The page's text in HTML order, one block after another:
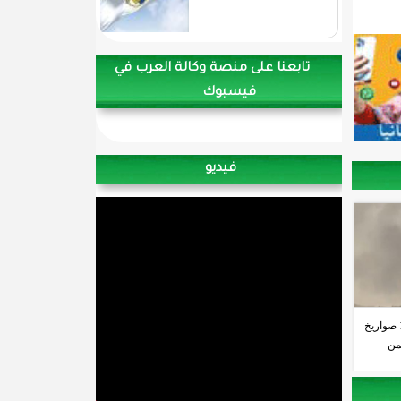
تابعنا على منصة وكالة العرب في
فيسبوك
فيديو
الحوثيون يطلقون أكثر من 10 صواريخ